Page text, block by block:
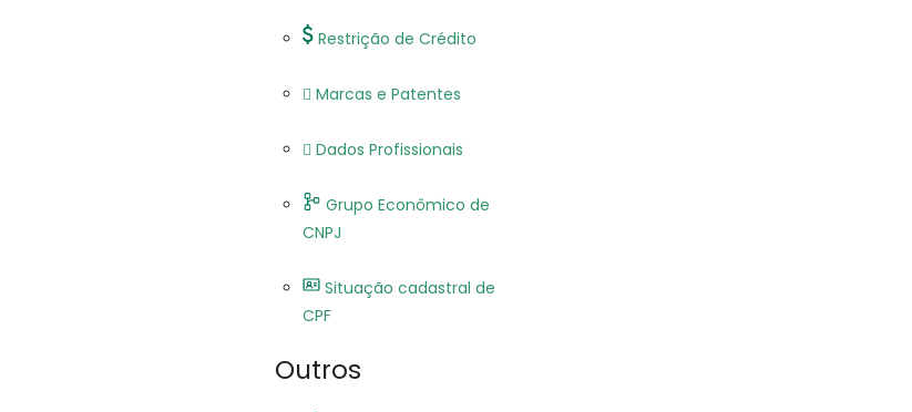
Restrição de Crédito
Marcas e Patentes
Dados Profissionais
Grupo Econômico de
CNPJ
Situação cadastral de
CPF
Outros